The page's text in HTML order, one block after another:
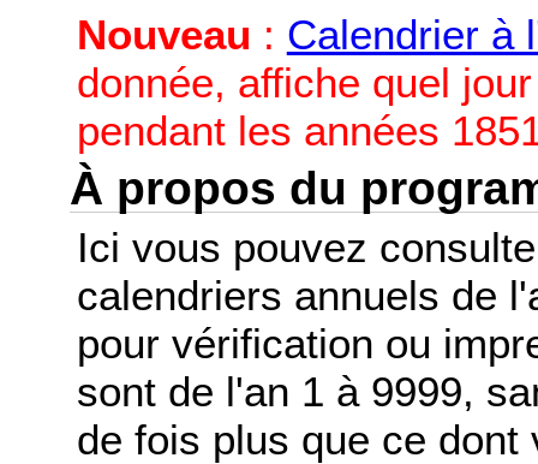
Nouveau : Calendrier à
donnée, affiche quel
pendant les années
À propos du
Ici vous pouvez
calendriers annuels de
pour vérification ou
sont de l'an 1 à 9999,
de fois plus que ce dont